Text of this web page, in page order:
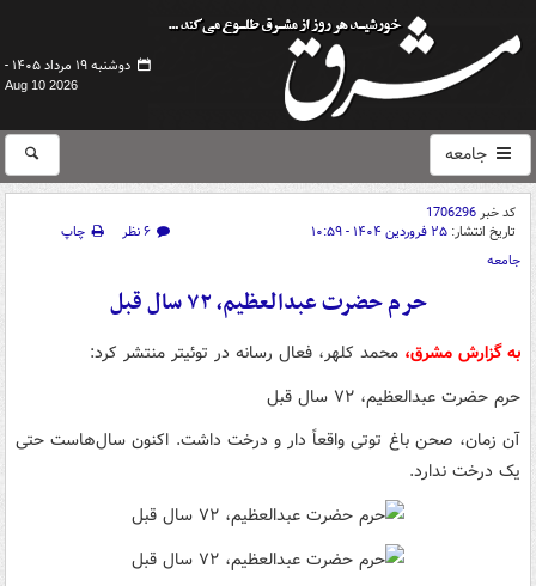
دوشنبه ۱۹ مرداد ۱۴۰۵ -
Aug 10 2026
جامعه
کد خبر1706296
تاریخ انتشار: ۲۵ فروردین ۱۴۰۴ - ۱۰:۵۹ ۶ نظر
چاپ
جامعه
حرم حضرت عبدالعظیم، ۷۲ سال قبل
به گزارش مشرق، محمد کلهر، فعال رسانه در توئیتر منتشر کرد:
حرم حضرت عبدالعظیم، ۷۲ سال قبل
آن زمان، صحن باغ توتی واقعاً دار و درخت داشت. اکنون سال‌هاست حتی
یک درخت ندارد.